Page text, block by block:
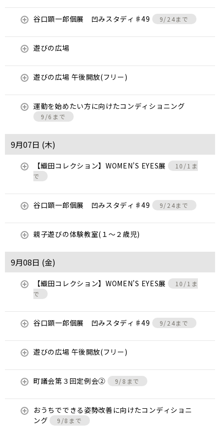
谷口顕一郎個展 凹みスタディ♯49 9/24まで
遊びの広場
遊びの広場 午後開放(フリー)
運動を始めたい方に向けたコンディショニング
9/6まで
9月07日 (木)
【織田コレクション】WOMEN’S EYES展
10/1ま
で
谷口顕一郎個展 凹みスタディ♯49 9/24まで
親子遊びの体験教室(１～２歳児)
9月08日 (金)
【織田コレクション】WOMEN’S EYES展
10/1ま
で
谷口顕一郎個展 凹みスタディ♯49 9/24まで
遊びの広場 午後開放(フリー)
町議会第３回定例会② 9/8まで
おうちでできる姿勢改善に向けたコンディショニ
ング
9/8まで